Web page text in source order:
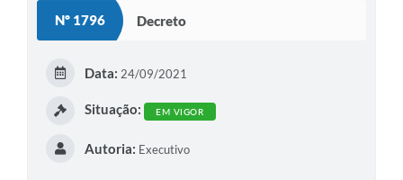
Nº 1796 Decreto
Data: 24/09/2021
Situação: EM VIGOR
Autoria: Executivo